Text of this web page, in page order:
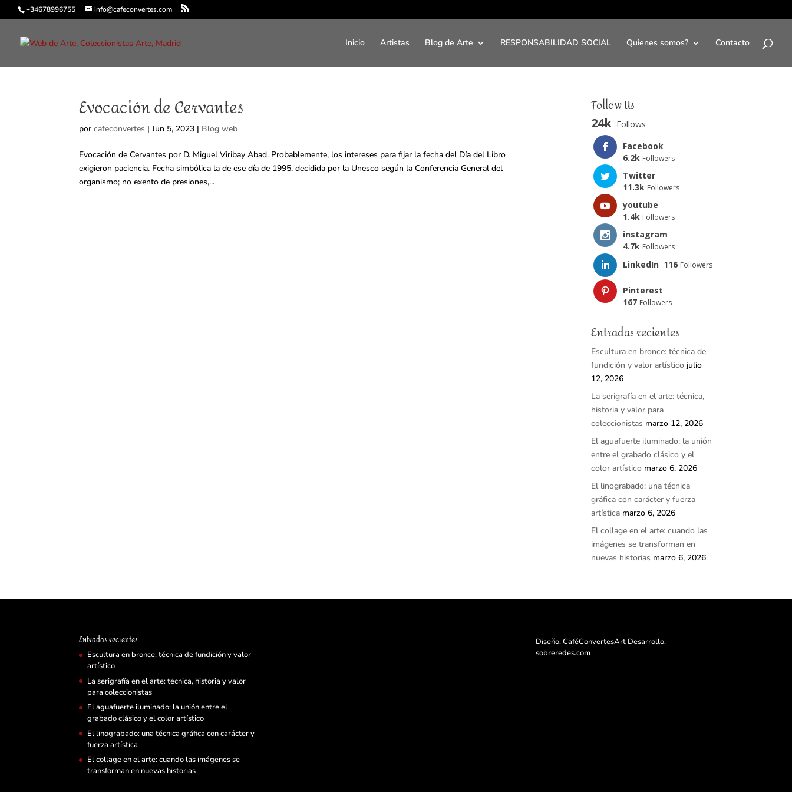
+34678996755 info@cafeconvertes.com
Inicio Artistas Blog de Arte RESPONSABILIDAD SOCIAL Quienes somos? Contacto
Evocación de Cervantes
porcafeconvertes |Jun 5, 2023 | Blog web
Evocación de Cervantes por D. Miguel Viribay Abad. Probablemente, los intereses para fijar la fecha del Día del Libro
exigieron paciencia. Fecha simbólica la de ese día de 1995, decidida por la Unesco según la Conferencia General del
organismo; no exento de presiones,...
Follow Us
24k Follows
Facebook
6.2k Followers
Twitter
11.3k Followers
youtube
1.4k Followers
instagram
4.7k Followers
LinkedIn 116 Followers
Pinterest
167 Followers
Entradas recientes
Escultura en bronce: técnica de
fundición y valor artístico julio
12, 2026
La serigrafía en el arte: técnica,
historia y valor para
coleccionistas marzo 12, 2026
El aguafuerte iluminado: la unión
entre el grabado clásico y el
color artístico marzo 6, 2026
El linograbado: una técnica
gráfica con carácter y fuerza
artística marzo 6, 2026
El collage en el arte: cuando las
imágenes se transforman en
nuevas historias marzo 6, 2026
Entradas recientes
Escultura en bronce: técnica de fundición y valor
artístico
La serigrafía en el arte: técnica, historia y valor
para coleccionistas
El aguafuerte iluminado: la unión entre el
grabado clásico y el color artístico
El linograbado: una técnica gráfica con carácter y
fuerza artística
El collage en el arte: cuando las imágenes se
transforman en nuevas historias
Diseño: CaféConvertesArt Desarrollo:
sobreredes.com